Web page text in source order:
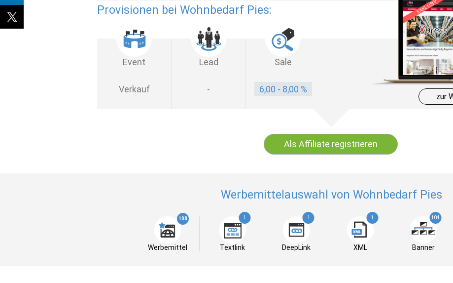
Provisionen bei Wohnbedarf Pies:
Event Lead Sale
Verkauf - 6,00 - 8,00 %
EXKLUSIV
zur
Als Affiliate registrieren
Werbemittelauswahl von Wohnbedarf Pies
108
Werbemittel
1
Textlink
1
DeepLink
1
XML
104
Banner